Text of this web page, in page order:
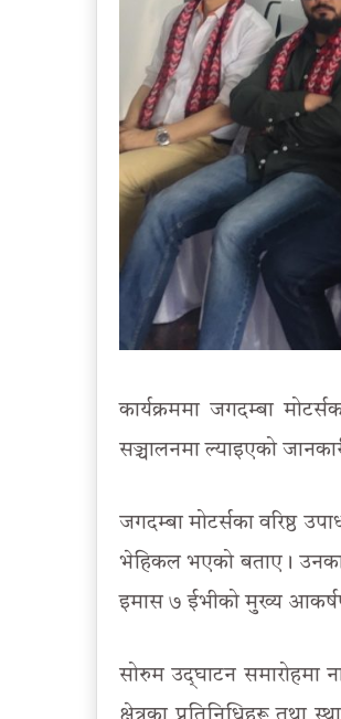
कार्यक्रममा जगदम्बा
सञ्चालनमा ल्याइएको
जगदम्बा मोटर्सका वरिष्ठ
भेहिकल भएको बताए। उनका
इमास ७ ईभीको मुख्य
सोरुम उद्‍घाटन समारोहमा